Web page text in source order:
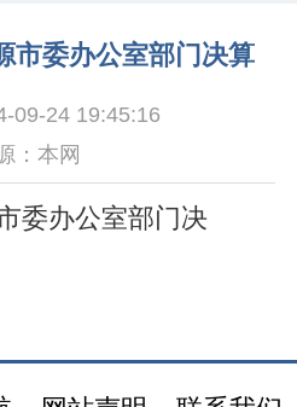
市委办公室部门决算
09-24 19:45:16
：本网
委办公室部门决